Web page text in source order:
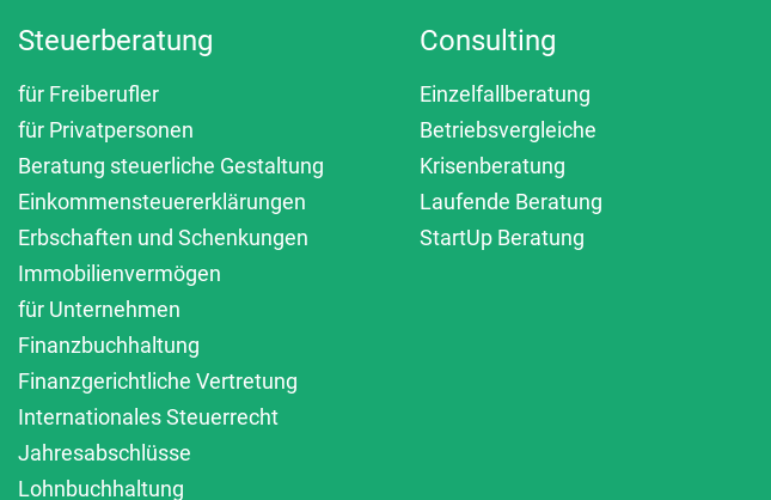
Steuerberatung
für Freiberufler
für Privatpersonen
Beratung steuerliche Gestaltung
Einkommensteuererklärungen
Erbschaften und Schenkungen
Immobilienvermögen
für Unternehmen
Finanzbuchhaltung
Finanzgerichtliche Vertretung
Internationales Steuerrecht
Jahresabschlüsse
Lohnbuchhaltung
Consulting
Einzelfallberatung
Betriebsvergleiche
Krisenberatung
Laufende Beratung
StartUp Beratung